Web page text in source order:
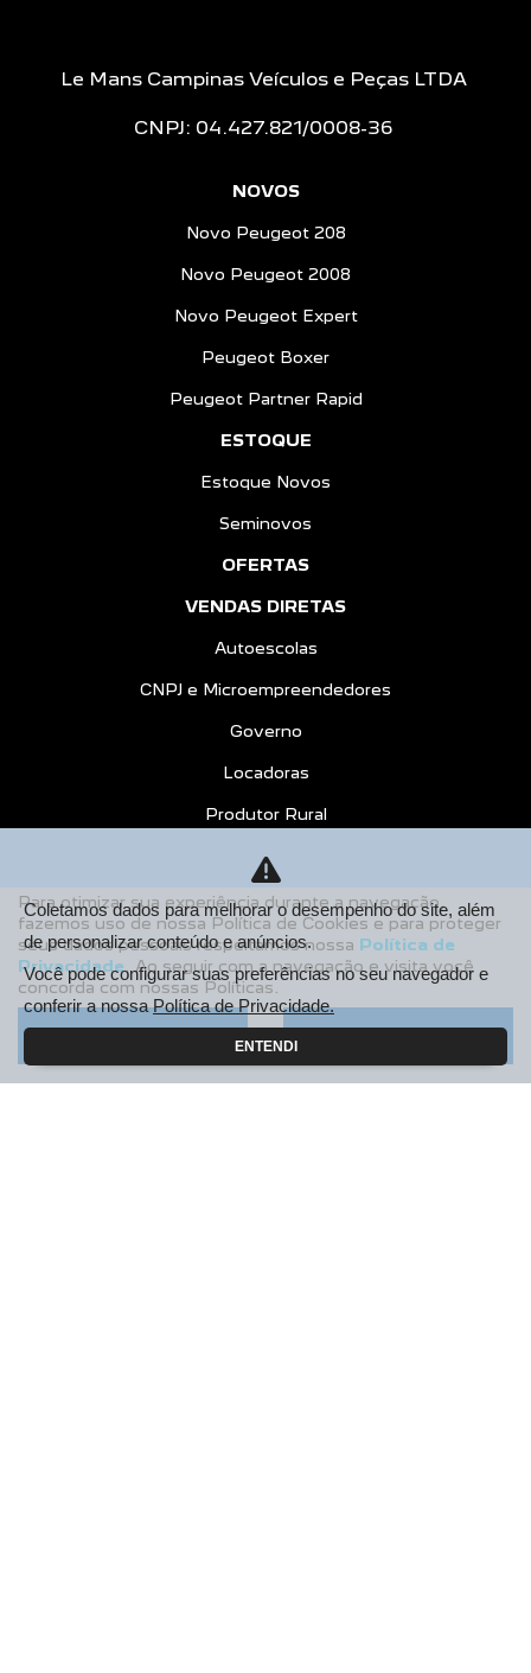
Le Mans Campinas Veículos e Peças LTDA
CNPJ: 04.427.821/0008-36
NOVOS
Novo Peugeot 208
Novo Peugeot 2008
Novo Peugeot Expert
Peugeot Boxer
Peugeot Partner Rapid
ESTOQUE
Estoque Novos
Seminovos
OFERTAS
VENDAS DIRETAS
Autoescolas
CNPJ e Microempreendedores
Governo
Locadoras
Produtor Rural
Taxistas
Motoristas de Aplicativo
PEUGEOT INCLUSÃO
SOLUÇÕES FINANCEIRAS
Financiamento
Para otimizar sua experiência durante a navegação,
fazemos uso de nossa Política de Cookies e para proteger
seus dados pessoais respeitamos nossa Política de
Privacidade . Ao seguir com a navegação e visita você
concorda com nossas Políticas.
Aceitar Recusar
Coletamos dados para melhorar o desempenho do site, além
de personalizar conteúdo e anúncios.
Você pode configurar suas preferências no seu navegador e
conferir a nossaPolítica de Privacidade.
ENTENDI